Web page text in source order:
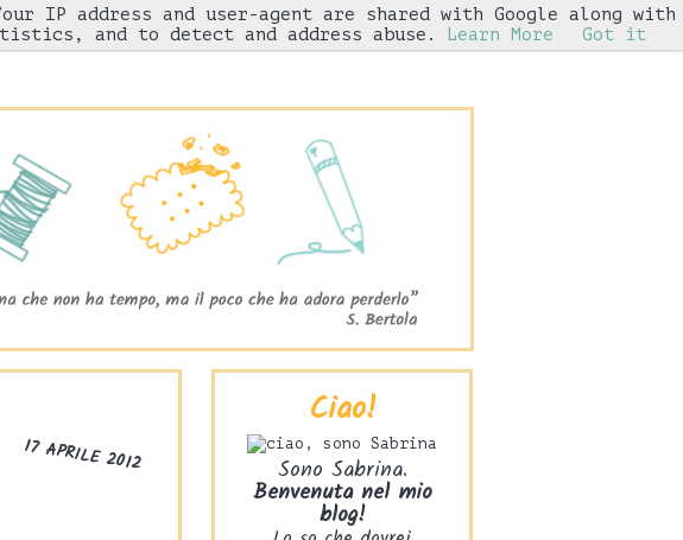
Gnam! Iniziative
17 APRILE 2012
Ciao!
Sono Sabrina.
Benvenuta nel mio
blog!
address and user-agent are shared with Google along with
and to detect and address abuse.
Learn More Got it